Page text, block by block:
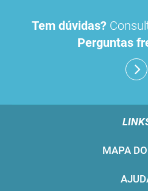
Tem dúvidas?
Perguntas
MAPA DO